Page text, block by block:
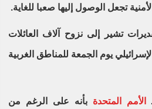
تجعل الوصول إليها صعبا للغاية.
تشير إلى نزوح آلاف العائلات
يوم الجمعة للمناطق الغربية
الأمم المتحدة بأنه على الرغم من